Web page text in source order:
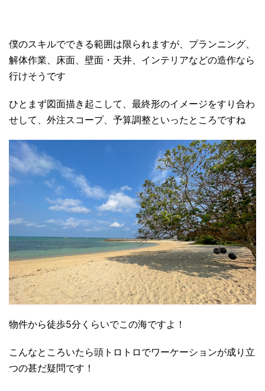
僕のスキルでできる範囲は限られますが、プランニング、
解体作業、床面、壁面・天井、インテリアなどの造作なら
行けそうです
ひとまず図面描き起こして、最終形のイメージをすり合わ
せして、外注スコープ、予算調整といったところですね
物件から徒歩5分くらいでこの海ですよ！
こんなところいたら頭トロトロでワーケーションが成り立
つの甚だ疑問です！